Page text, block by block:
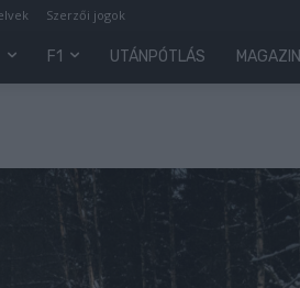
Szerzői jogok
F1 UTÁNPÓTLÁS MAGAZIN